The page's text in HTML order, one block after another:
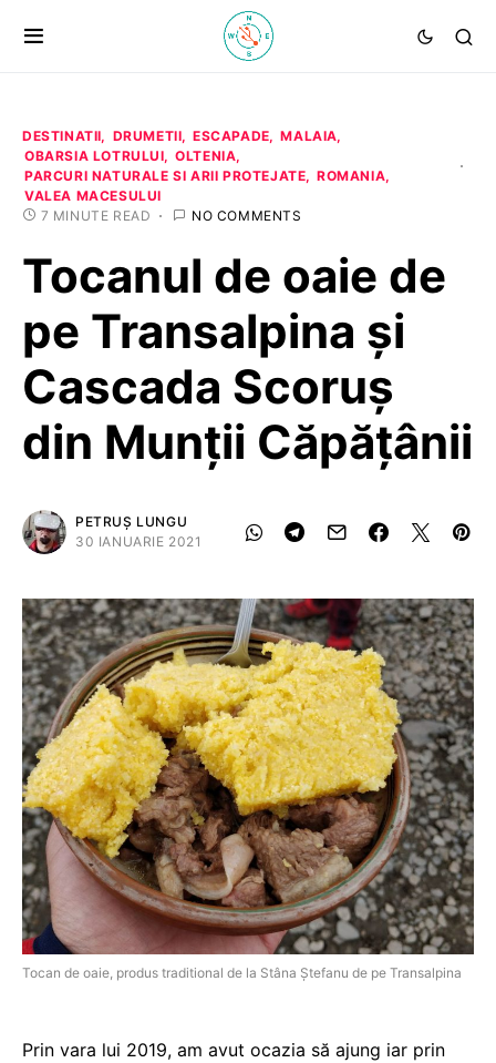
DESTINATII DRUMETII ESCAPADE
MALAIA
OBARSIA LOTRULUI
OLTENIA
PARCURI NATURALE SI ARII PROTEJATE
ROMANIA
VALEA MACESULUI
7 MINUTE READ
NO COMMENTS
Tocanul de oaie de
pe Transalpina și
Cascada Scoruș
din Munții Căpățânii
PETRUȘ LUNGU
30 IANUARIE 2021
Tocan de oaie, produs traditional de la Stâna Ștefanu de pe Transalpina
Prin vara lui 2019, am avut ocazia să ajung iar prin